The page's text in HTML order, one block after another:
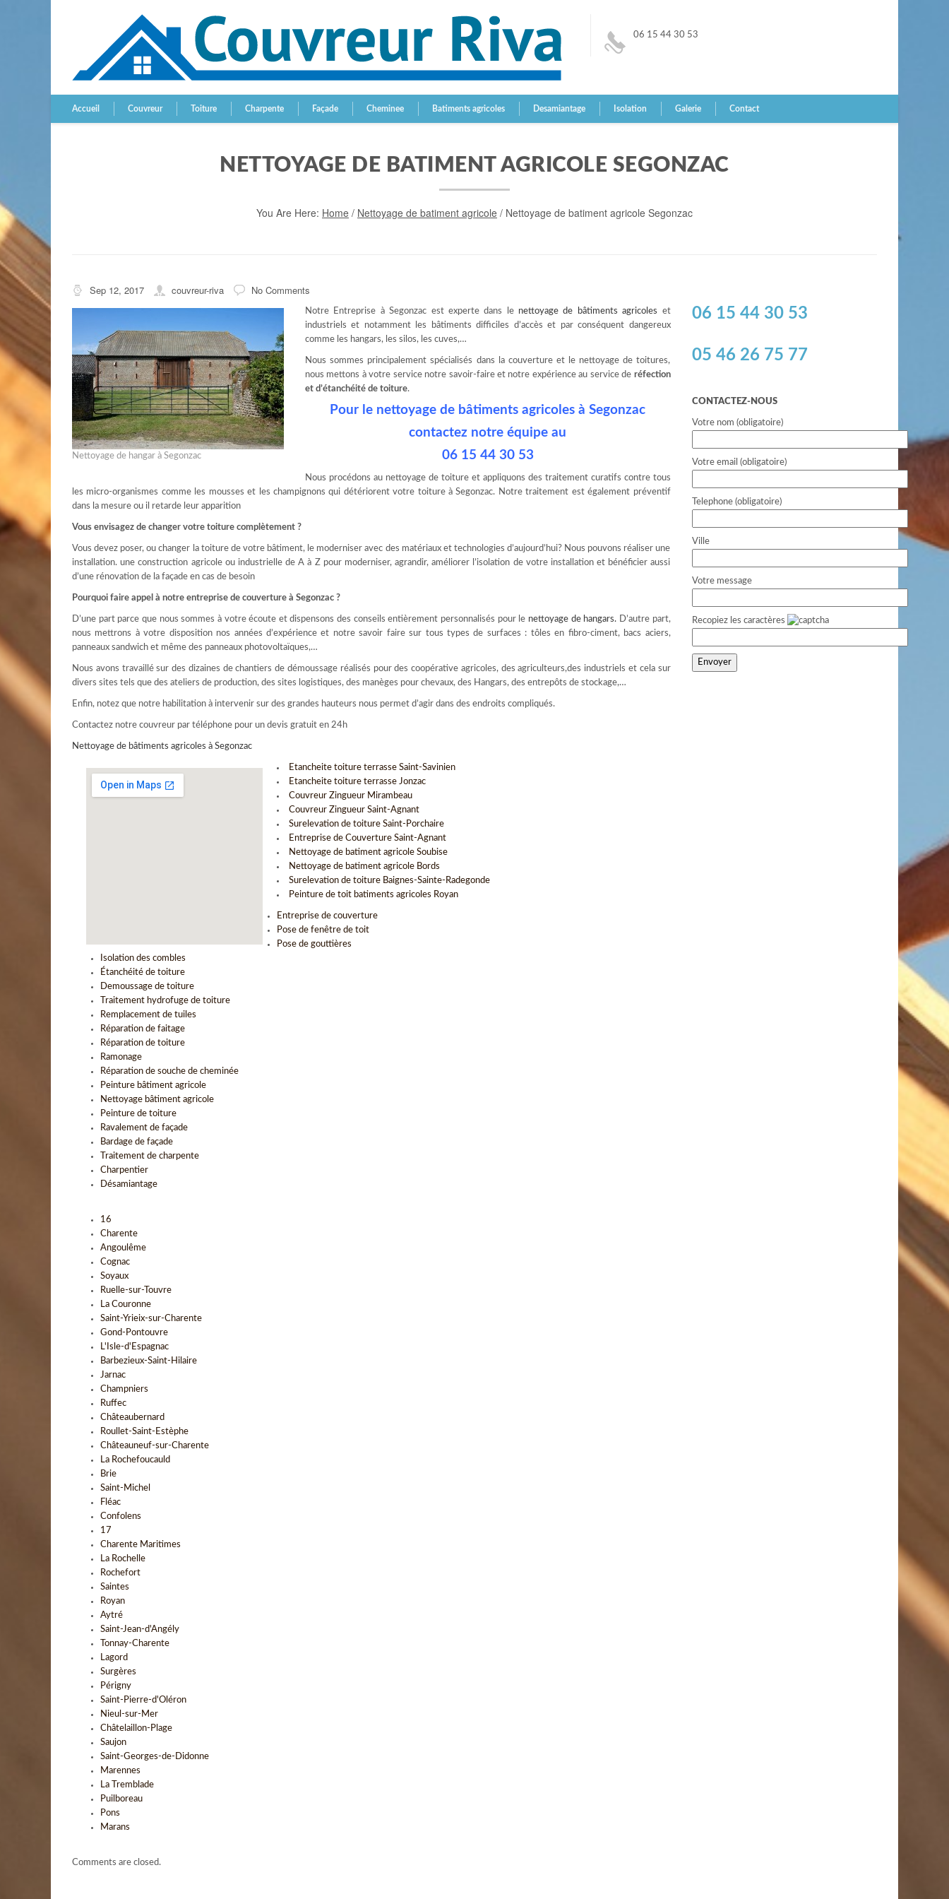
06 15 44 30 53
Accueil Couvreur Toiture Charpente Façade Cheminee Batiments agricoles Desamiantage Isolation Galerie Contact
NETTOYAGE DE BATIMENT AGRICOLE SEGONZAC
You Are Here: Home / Nettoyage de batiment agricole / Nettoyage de batiment agricole Segonzac
Sep 12, 2017 couvreur-riva No Comments
Nettoyage de hangar à Segonzac
Notre Entreprise à Segonzac est experte dans le nettoyage de bâtiments agricoles et
industriels et notamment les bâtiments difficiles d’accès et par conséquent dangereux
comme les hangars, les silos, les cuves,…
Nous sommes principalement spécialisés dans la couverture et le nettoyage de toitures,
nous mettons à votre service notre savoir-faire et notre expérience au service de réfection
et d’étanchéité de toiture.
Pour le nettoyage de bâtiments agricoles à Segonzac
contactez notre équipe au
06 15 44 30 53
Nous procédons au nettoyage de toiture et appliquons des traitement curatifs contre tous
les micro-organismes comme les mousses et les champignons qui détériorent votre toiture à Segonzac. Notre traitement est également préventif
dans la mesure ou il retarde leur apparition
Vous envisagez de changer votre toiture complètement ?
Vous devez poser, ou changer la toiture de votre bâtiment, le moderniser avec des matériaux et technologies d’aujourd’hui? Nous pouvons réaliser une
installation. une construction agricole ou industrielle de A à Z pour moderniser, agrandir, améliorer l’isolation de votre installation et bénéficier aussi
d’une rénovation de la façade en cas de besoin
Pourquoi faire appel à notre entreprise de couverture à Segonzac ?
D’une part parce que nous sommes à votre écoute et dispensons des conseils entièrement personnalisés pour le nettoyage de hangars. D’autre part,
nous mettrons à votre disposition nos années d’expérience et notre savoir faire sur tous types de surfaces : tôles en fibro-ciment, bacs aciers,
panneaux sandwich et même des panneaux photovoltaïques,…
Nous avons travaillé sur des dizaines de chantiers de démoussage réalisés pour des coopérative agricoles, des agriculteurs,des industriels et cela sur
divers sites tels que des ateliers de production, des sites logistiques, des manèges pour chevaux, des Hangars, des entrepôts de stockage,…
Enfin, notez que notre habilitation à intervenir sur des grandes hauteurs nous permet d’agir dans des endroits compliqués.
Contactez notre couvreur par téléphone pour un devis gratuit en 24h
Nettoyage de bâtiments agricoles à Segonzac
Etancheite toiture terrasse Saint-Savinien
Etancheite toiture terrasse Jonzac
Couvreur Zingueur Mirambeau
Couvreur Zingueur Saint-Agnant
Surelevation de toiture Saint-Porchaire
Entreprise de Couverture Saint-Agnant
Nettoyage de batiment agricole Soubise
Nettoyage de batiment agricole Bords
Surelevation de toiture Baignes-Sainte-Radegonde
Peinture de toit batiments agricoles Royan
Entreprise de couverture
Pose de fenêtre de toit
Pose de gouttières
Isolation des combles
Étanchéité de toiture
Demoussage de toiture
Traitement hydrofuge de toiture
Remplacement de tuiles
Réparation de faitage
Réparation de toiture
Ramonage
Réparation de souche de cheminée
Peinture bâtiment agricole
Nettoyage bâtiment agricole
Peinture de toiture
Ravalement de façade
Bardage de façade
Traitement de charpente
Charpentier
Désamiantage
16
Charente
Angoulême
Cognac
Soyaux
Ruelle-sur-Touvre
La Couronne
Saint-Yrieix-sur-Charente
Gond-Pontouvre
L'Isle-d'Espagnac
Barbezieux-Saint-Hilaire
Jarnac
Champniers
Ruffec
Châteaubernard
Roullet-Saint-Estèphe
Châteauneuf-sur-Charente
La Rochefoucauld
Brie
Saint-Michel
Fléac
Confolens
17
Charente Maritimes
La Rochelle
Rochefort
Saintes
Royan
Aytré
Saint-Jean-d'Angély
Tonnay-Charente
Lagord
Surgères
Périgny
Saint-Pierre-d'Oléron
Nieul-sur-Mer
Châtelaillon-Plage
Saujon
Saint-Georges-de-Didonne
Marennes
La Tremblade
Puilboreau
Pons
Marans
Comments are closed.
06 15 44 30 53
05 46 26 75 77
CONTACTEZ-NOUS
Votre nom (obligatoire)
Votre email (obligatoire)
Telephone (obligatoire)
Ville
Votre message
Recopiez les caractères